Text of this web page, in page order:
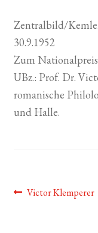
Zentralbild/
30.9.1952
Zum Nationalpreis
UBz.: Prof. Dr.
romanische
und Halle.
Navegación
Anterior:
Victor Klemperer